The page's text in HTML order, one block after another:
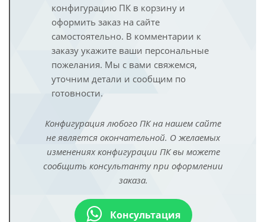
конфигурацию ПК в корзину и
оформить заказ на сайте
самостоятельно. В комментарии к
заказу укажите ваши персональные
пожелания. Мы с вами свяжемся,
уточним детали и сообщим по
готовности.
Конфигурация любого ПК на нашем сайте
не является окончательной. О желаемых
изменениях конфигурации ПК вы можете
сообщить консультанту при оформлении
заказа.
Консультация